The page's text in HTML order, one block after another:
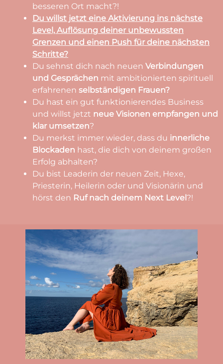
besseren Ort macht?!
Du willst jetzt eine Aktivierung ins nächste
Level, Auflösung deiner unbewussten
Grenzen und einen Push für deine nächsten
Schritte?
Du sehnst dich nach neuen Verbindungen
und Gesprächen mit ambitionierten spirituell
erfahrenen selbständigen Frauen?
Du hast ein gut funktionierendes Business
und willst jetzt neue Visionen empfangen und
klar umsetzen?
Du merkst immer wieder, dass du innerliche
Blockaden hast, die dich von deinem großen
Erfolg abhalten?
Du bist Leaderin der neuen Zeit, Hexe,
Priesterin, Heilerin oder und Visionärin und
hörst den Ruf nach deinem Next Level?!